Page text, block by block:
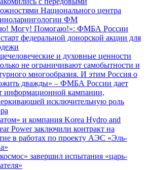
Национального центра
ФМ
Могу! Помогаю!»: ФМБА России
старт федеральной донорской акции для
и духовные ценности
не ограничивают самобытности и
многообразия. И этим Россия о
дважды» – ФМБА России дает
информационной кампании,
исключительную роль
и компания Korea Hydro and
Power заключили контракт на
в работах по проекту АЭС «Эль-
завершил испытания «царь-